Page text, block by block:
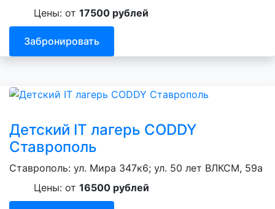
Цены: от 17500 рублей
Забронировать
Детский IT лагерь CODDY
Ставрополь
Ставрополь: ул. Мира 347к6; ул. 50 лет ВЛКСМ, 59а
Цены: от 16500 рублей